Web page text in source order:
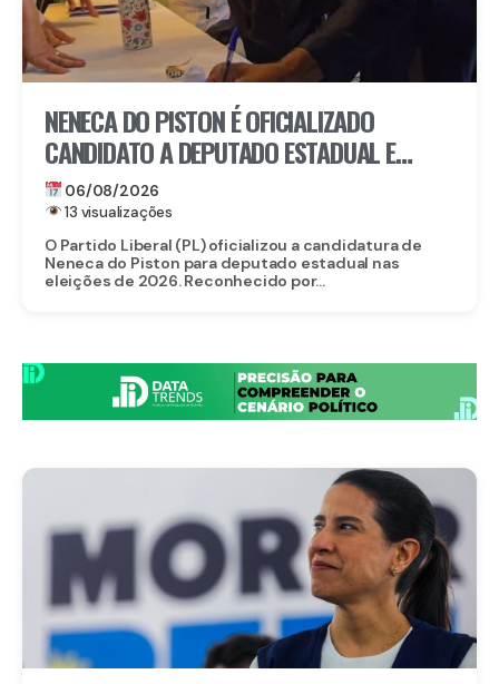
NENECA DO PISTON É OFICIALIZADO
CANDIDATO A DEPUTADO ESTADUAL E
FORTALECE CHAPA DO PL EM
PERNAMBUCO
06/08/2026
13 visualizações
O Partido Liberal (PL) oficializou a candidatura de
Neneca do Piston para deputado estadual nas
eleições de 2026. Reconhecido por...